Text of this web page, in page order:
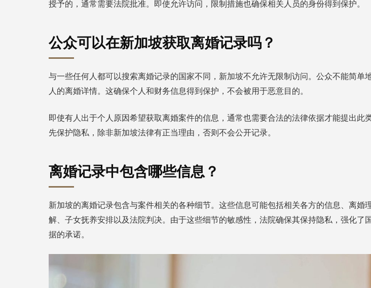
授予的，通常需要法院批准。即使允许访问，限制措施也确保相关人员的身份得到保护。
公众可以在新加坡获取离婚记录吗？
与一些任何人都可以搜索离婚记录的国家不同，新加坡不允许无限制访问。公众不能简单
人的离婚详情。这确保个人和财务信息得到保护，不会被用于恶意目的。
即使有人出于个人原因希望获取离婚案件的信息，通常也需要合法的法律依据才能提出此
先保护隐私，除非新加坡法律有正当理由，否则不会公开记录。
离婚记录中包含哪些信息？
新加坡的离婚记录包含与案件相关的各种细节。这些信息可能包括相关各方的信息、离婚
解、子女抚养安排以及法院判决。由于这些细节的敏感性，法院确保其保持隐私，强化了
据的承诺。